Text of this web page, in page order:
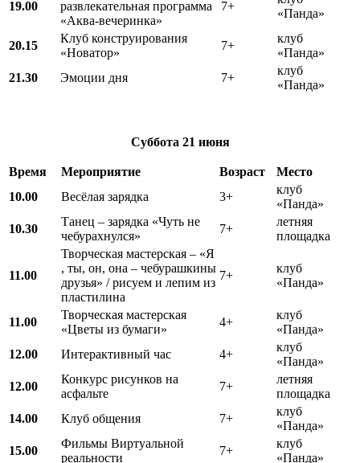
19.00
развлекательная программа
«Аква-вечеринка»
7+
«Панда»
20.15
Клуб конструирования
«Новатор»
7+
клуб
«Панда»
21.30
Эмоции дня 7+
клуб
«Панда»
Суббота 21 июня
Время Мероприятие Возраст
Место
10.00
Весёлая зарядка 3+
клуб
«Панда»
10.30
Танец – зарядка «Чуть не
чебурахнулся»
7+
летняя
площадка
11.00
Творческая мастерская – «Я
, ты, он, она – чебурашкины
друзья» / рисуем и лепим из
пластилина
7+
клуб
«Панда»
11.00
Творческая мастерская
«Цветы из бумаги»
4+
клуб
«Панда»
12.00
Интерактивный час 4+
клуб
«Панда»
12.00
Конкурс рисунков на
асфальте
7+
летняя
площадка
14.00
Клуб общения 7+
клуб
«Панда»
15.00
Фильмы Виртуальной
реальности
7+
клуб
«Панда»